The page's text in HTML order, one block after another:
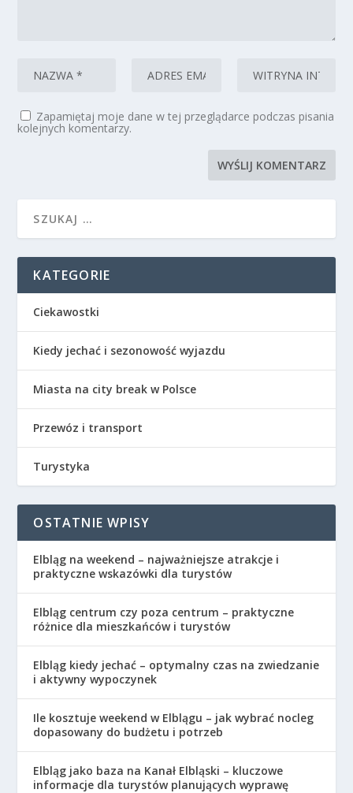
Zapamiętaj moje dane w tej przeglądarce podczas pisania
kolejnych komentarzy.
KATEGORIE
Ciekawostki
Kiedy jechać i sezonowość wyjazdu
Miasta na city break w Polsce
Przewóz i transport
Turystyka
OSTATNIE WPISY
Elbląg na weekend – najważniejsze atrakcje i
praktyczne wskazówki dla turystów
Elbląg centrum czy poza centrum – praktyczne
różnice dla mieszkańców i turystów
Elbląg kiedy jechać – optymalny czas na zwiedzanie
i aktywny wypoczynek
Ile kosztuje weekend w Elblągu – jak wybrać nocleg
dopasowany do budżetu i potrzeb
Elbląg jako baza na Kanał Elbląski – kluczowe
informacje dla turystów planujących wyprawę